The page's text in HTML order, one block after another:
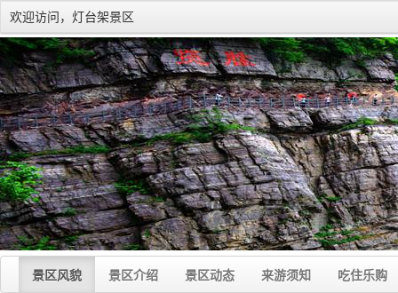
欢迎访问，灯台架景区
景区风貌 景区介绍 景区动态 来游须知 吃住乐购